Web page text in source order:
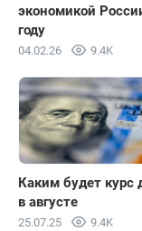
85.6364
47.9654
экономикой
году
04.02.26 9.4K
Каким будет курс
в августе
25.07.25 9.4K